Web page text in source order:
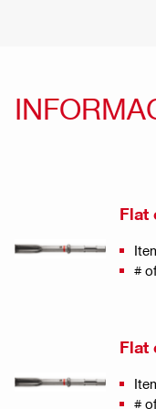
Flat
#
Flat
#